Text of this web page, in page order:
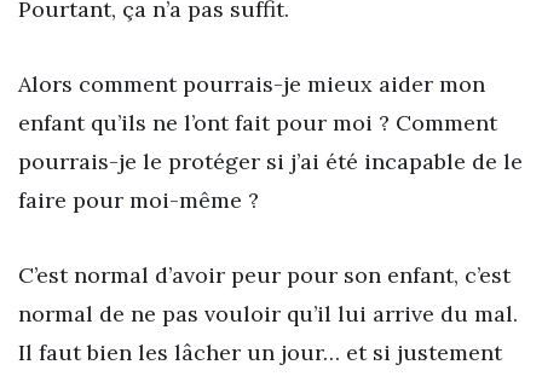
Pourtant, ça n’a pas suffit.
Alors comment pourrais-je mieux aider mon
enfant qu’ils ne l’ont fait pour moi ? Comment
pourrais-je le protéger si j’ai été incapable de le
faire pour moi-même ?
C’est normal d’avoir peur pour son enfant, c’est
normal de ne pas vouloir qu’il lui arrive du mal.
Il faut bien les lâcher un jour… et si justement